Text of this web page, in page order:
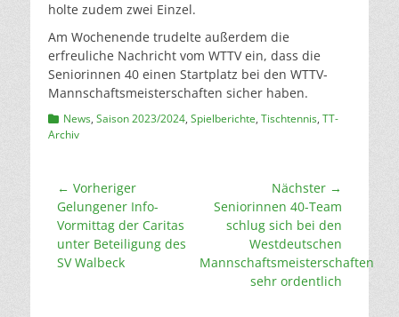
holte zudem zwei Einzel.
Am Wochenende trudelte außerdem die
erfreuliche Nachricht vom WTTV ein, dass die
Seniorinnen 40 einen Startplatz bei den WTTV-
Mannschaftsmeisterschaften sicher haben.
Kategorien
News, Saison 2023/2024, Spielberichte, Tischtennis, TT-
Archiv
Beitragsnavigation
← Vorheriger
Vorheriger
Beitrag:
Gelungener Info-
Vormittag der Caritas
unter Beteiligung des
SV Walbeck
Nächster →
Nächster
Beitrag:
Seniorinnen 40-Team
schlug sich bei den
Westdeutschen
Mannschaftsmeisterschaften
sehr ordentlich